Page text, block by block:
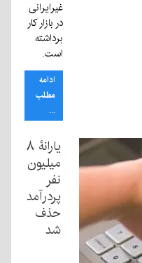
غیرایرانی
در بازار کار
برداشته
است.
ادامه
مطلب
...
یارانۀ ۸
میلیون
نفر
پردرآمد
حذف
شد